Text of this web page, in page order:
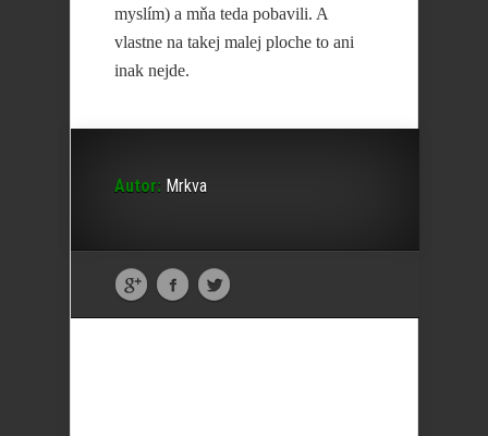
myslím) a mňa teda pobavili. A
vlastne na takej malej ploche to ani
inak nejde.
Autor: Mrkva